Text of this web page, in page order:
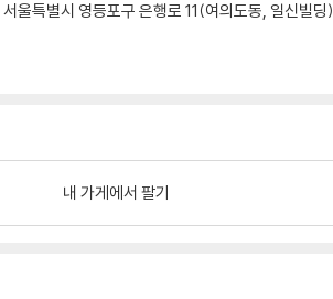
서울특별시 영등포구 은행로 11(여의도동, 일신빌딩)
내 가게에서 팔기